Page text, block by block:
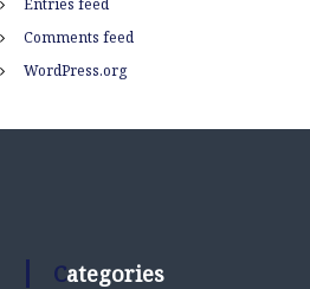
Comments feed
WordPress.org
Categories